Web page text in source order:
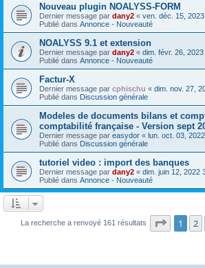
Nouveau plugin NOALYSS-FORM
Dernier message par dany2 « ven. déc. 15,
Publié dans Annonce - Nouveauté
NOALYSS 9.1 et extension
Dernier message par dany2 « dim. févr. 26,
Publié dans Annonce - Nouveauté
Factur-X
Dernier message par cphischu « dim. nov. 27,
Publié dans Discussion générale
Modeles de documents bilans et
comptabilité française - Version sept
Dernier message par easydor « lun. oct. 03,
Publié dans Discussion générale
tutoriel video : import des banques
Dernier message par dany2 « dim. juin 12, 2022
Publié dans Annonce - Nouveauté
La recherche a renvoyé 161 résultats Page 1
1 2